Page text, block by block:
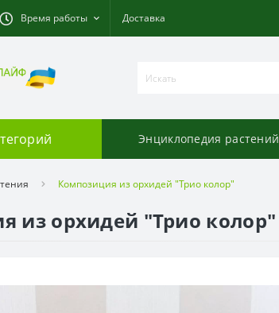
Время работы Доставка
Энциклопедия растений
Композиция из орхидей "Трио колор"
из орхидей "Трио колор"